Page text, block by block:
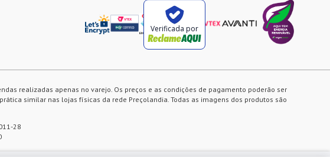
Verificada por
realizadas apenas no varejo. Os preços e as condições de pagamento poderão ser
similar nas lojas físicas da rede Preçolandia. Todas as imagens dos produtos são
28